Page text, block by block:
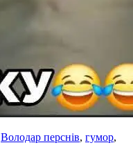
Володар перснів, гумор,